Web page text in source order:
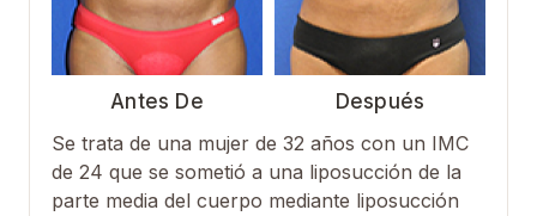
Antes De
Después
Se trata de una mujer de 32 años con un IMC
de 24 que se sometió a una liposucción de la
parte media del cuerpo mediante liposucción